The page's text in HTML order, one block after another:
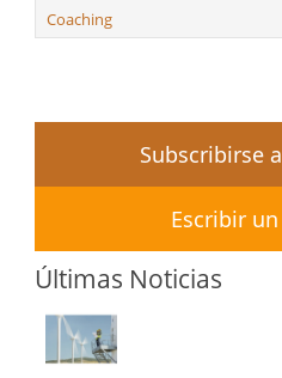
Coaching
Subscribirse
Escribir
Últimas Noticias